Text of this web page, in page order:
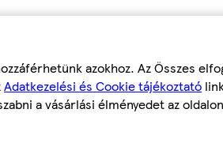
azokhoz. Az Összes
Adatkezelési és Cookie tájékoztató
a vásárlási élményedet az